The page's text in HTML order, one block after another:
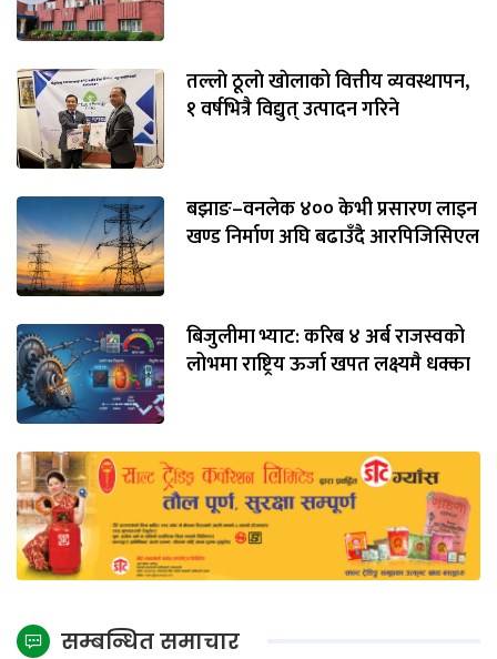
तल्लाे ठूलाे खाेलाको वित्तीय व्यवस्थापन,
१ वर्षभित्रै विद्युत् उत्पादन गरिने
बझाङ–वनलेक ४०० केभी प्रसारण लाइन
खण्ड निर्माण अघि बढाउँदै आरपिजिसिएल
बिजुलीमा भ्याट: करिब ४ अर्ब राजस्वको
लोभमा राष्ट्रिय ऊर्जा खपत लक्ष्यमै धक्का
सम्बन्धित समाचार